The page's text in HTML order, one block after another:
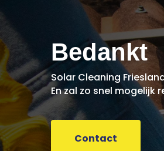
Bedankt
Solar Cleaning
En zal zo snel mogelijk
Contact